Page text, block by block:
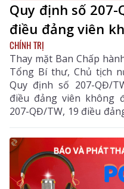
Quy định số
điều đảng viên
CHÍNH TRỊ
Thay mặt Ban Chấp
Tổng Bí thư, Chủ tịch
Quy định số 207-QĐ/
điều đảng viên không
207-QĐ/TW, 19 điều